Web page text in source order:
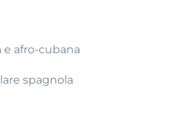
afro-cubana
spagnola